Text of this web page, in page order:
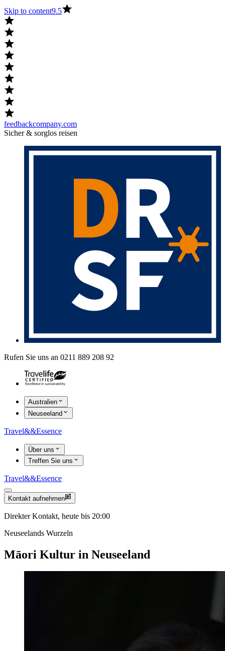
Skip to content9.5
feedbackcompany.com
Sicher & sorglos reisen
Rufen Sie uns an 0211 889 208 92
Australien
Neuseeland
Travel&&Essence
Über uns
Treffen Sie uns
Travel&&Essence
Kontakt aufnehmen
Direkter Kontakt, heute bis 20:00
Neuseelands Wurzeln
Māori Kultur in Neuseeland